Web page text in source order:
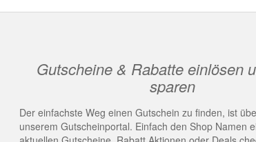
Gutscheine & Rabatte einlösen
sparen
Der einfachste Weg einen Gutschein zu finden, ist
unserem Gutscheinportal. Einfach den Shop Namen